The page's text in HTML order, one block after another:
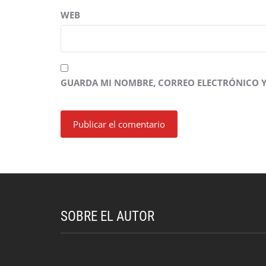
WEB
GUARDA MI NOMBRE, CORREO ELECTRÓNICO
SOBRE EL AUTOR